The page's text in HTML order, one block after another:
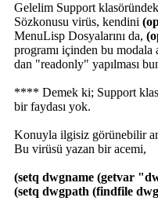
Gelelim Support
Sözkonusu virüs, kendini
MenuLisp Dosyalarını da,
programı içinden bu
dan "readonly" yapılması
**** Demek ki; Support
bir faydası yok.
Konuyla ilgisiz görünebilir
Bu virüsü yazan bir acemi,
(setq dwgname (getvar
(setq dwgpath (findfile